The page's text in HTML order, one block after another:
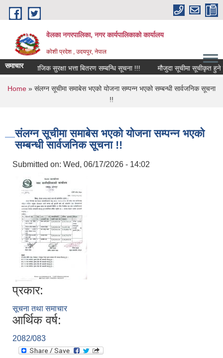
Skip to main content
वेलका नगरपालिका, नगर कार्यपालिकाको कार्यालय
कोशी प्रदेश , उदयपुर, नेपाल
समाचार
सामाजिक सुरक्षा भत्ता बितरण सम्बन्धि सूचना !!! मौजुदा सूचीमा सूचीकृत हुने
You are here
Home » संलग्न सूचीमा समाबेस भएको योजना सम्पन्न भएको सम्बन्धी सार्वजनिक सूचना
!!
संलग्न सूचीमा समाबेस भएको योजना सम्पन्न भएको
सम्बन्धी सार्वजनिक सूचना !!
Submitted on: Wed, 06/17/2026 - 14:02
प्रकार:
सूचना तथा समाचार
आर्थिक वर्ष:
2082/083